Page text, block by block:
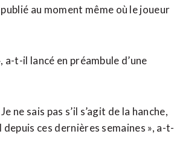
au moment même ​où le joueur
a-t-il lancé en préambule d’une
ne sais pas s’il s’agit de la hanche,
ces dernières semaines », a-t-